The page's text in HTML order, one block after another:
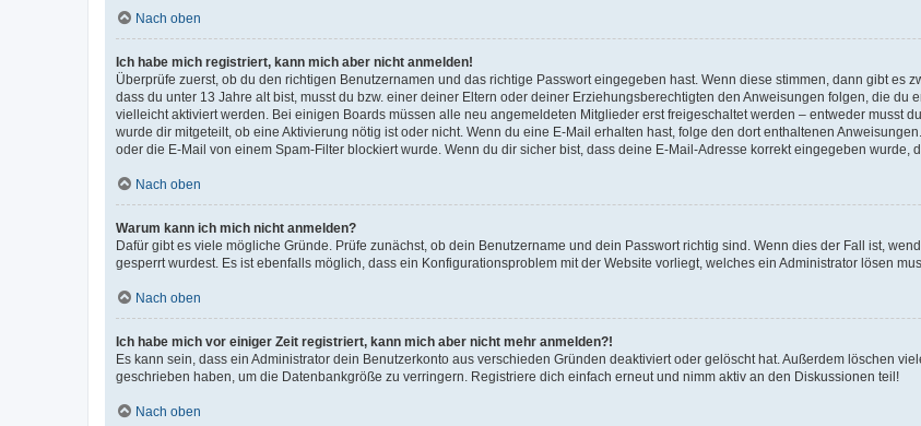
Nach oben
Ich habe mich registriert, kann mich aber nicht anmelden!
Überprüfe zuerst, ob du den richtigen Benutzernamen und das richtige Passwort eingegeben hast. Wenn diese stimmen, dann gibt es
dass du unter 13 Jahre alt bist, musst du bzw. einer deiner Eltern oder deiner Erziehungsberechtigten den Anweisungen folgen, die du
vielleicht aktiviert werden. Bei einigen Boards müssen alle neu angemeldeten Mitglieder erst freigeschaltet werden – entweder musst
wurde dir mitgeteilt, ob eine Aktivierung nötig ist oder nicht. Wenn du eine E-Mail erhalten hast, folge den dort enthaltenen
oder die E-Mail von einem Spam-Filter blockiert wurde. Wenn du dir sicher bist, dass deine E-Mail-Adresse korrekt eingegeben wurde,
Nach oben
Warum kann ich mich nicht anmelden?
Dafür gibt es viele mögliche Gründe. Prüfe zunächst, ob dein Benutzername und dein Passwort richtig sind. Wenn dies der Fall ist,
gesperrt wurdest. Es ist ebenfalls möglich, dass ein Konfigurationsproblem mit der Website vorliegt, welches ein Administrator lösen
Nach oben
Ich habe mich vor einiger Zeit registriert, kann mich aber nicht mehr anmelden?!
Es kann sein, dass ein Administrator dein Benutzerkonto aus verschieden Gründen deaktiviert oder gelöscht hat. Außerdem löschen
geschrieben haben, um die Datenbankgröße zu verringern. Registriere dich einfach erneut und nimm aktiv an den Diskussionen teil!
Nach oben